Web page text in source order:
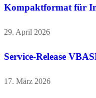
Kompaktformat für
29. April 2026
Service-Release
17. März 2026